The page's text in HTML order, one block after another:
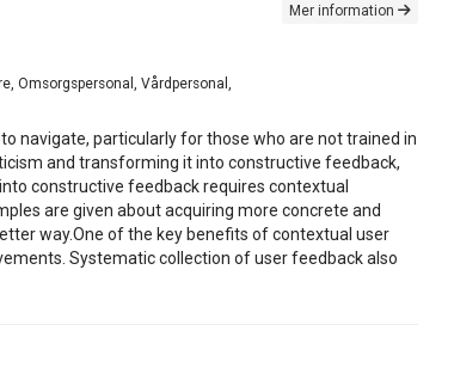
Omsorgspersonal, Vårdpersonal,
Mer information
navigate, particularly for those who are not trained in
and transforming it into constructive feedback,
constructive feedback requires contextual
are given about acquiring more concrete and
way.One of the key benefits of contextual user
Systematic collection of user feedback also